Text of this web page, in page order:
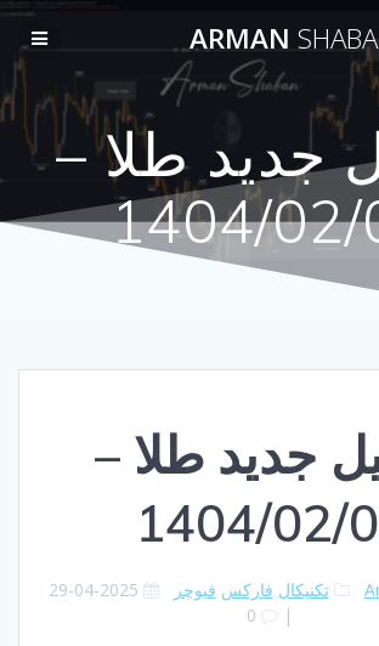
to
content
ARMAN
جدید طلا –
1404/02/
جدید طلا –
1404/02/
تکنیکال فارکس فیوچر
2025-04-29
|
0